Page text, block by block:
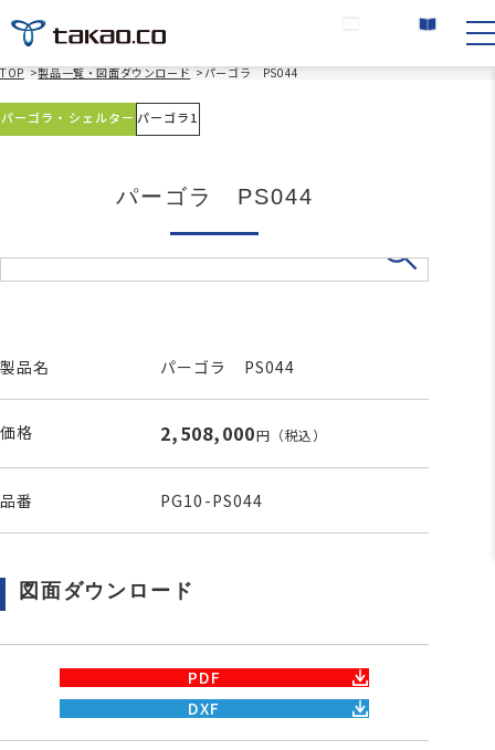
TOP >製品一覧・図面ダウンロード >パーゴラ PS044
パーゴラ・シェルター パーゴラ1
パーゴラ PS044
製品名 パーゴラ PS044
価格 2,508,000円 （税込）
品番 PG10-PS044
図面ダウンロード
PDF
DXF